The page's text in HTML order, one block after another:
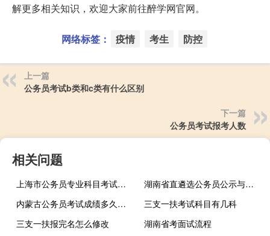
解更多相关知识，欢迎大家前往醉学网官网。
网络标签： 疫情 考生 防控
上一篇
公务员考试b类和c类有什么区别
下一篇
公务员考试报考人数
相关问题
上海市公务员专业科目考试是什么
湖南省直遴选公务员公示与办理手续说明
内蒙古公务员考试成绩多久公布
三支一扶考试科目有几科
三支一扶报完名怎么修改
湖南省考面试流程